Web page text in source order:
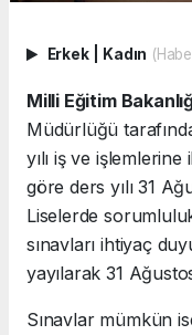
Erkek Kadın
Milli Eğitim
Müdürlüğü
yılı iş ve
göre ders yılı 31
Liselerde
sınavları ihtiyaç
yayılarak 31
Sınavlar mümkün